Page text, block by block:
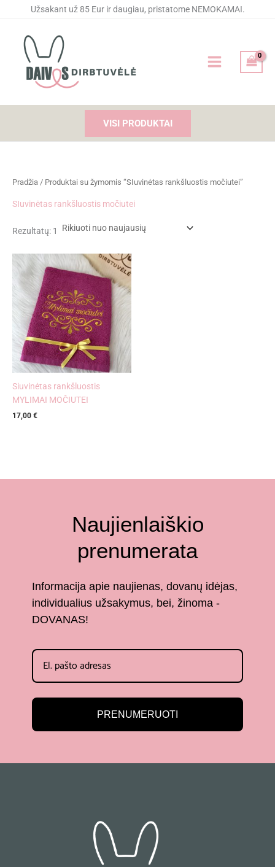
Užsakant už 85 Eur ir daugiau, pristatome NEMOKAMAI.
VISI PRODUKTAI
Pradžia / Produktai su žymomis “SIuvinėtas rankšluostis močiutei”
SIuvinėtas rankšluostis močiutei
Rezultatų: 1
Siuvinėtas rankšluostis
MYLIMAI MOČIUTEI
17,00 €
Naujienlaiškio
prenumerata
Informacija apie naujienas, dovanų idėjas,
individualius užsakymus, bei, žinoma -
DOVANAS!
PRENUMERUOTI